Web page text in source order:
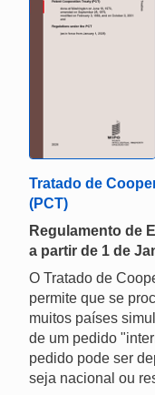
Tratado de
(PCT)
Regulamento de
a partir de 1 de
O Tratado de
permite que se
muitos países
de um pedido
pedido pode ser
seja nacional ou